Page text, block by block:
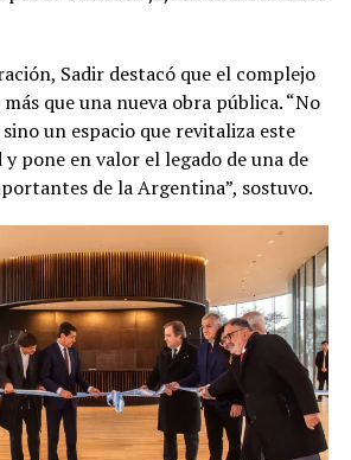
Sadir destacó que el complejo
que una nueva obra pública. “No
un espacio que revitaliza este
pone en valor el legado de una de
de la Argentina”, sostuvo.